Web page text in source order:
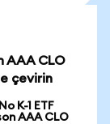
AAA CLO
çevirin
K-1 ETF
AAA CLO